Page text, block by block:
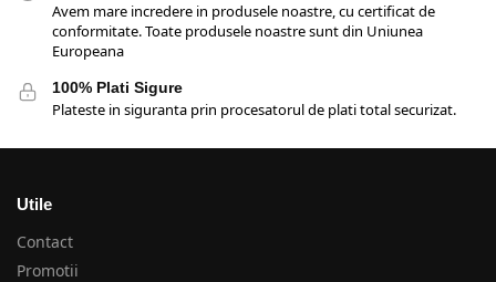
Avem mare incredere in produsele noastre, cu certificat de
conformitate. Toate produsele noastre sunt din Uniunea
Europeana
100% Plati Sigure
Plateste in siguranta prin procesatorul de plati total securizat.
Utile
Contact
Promotii